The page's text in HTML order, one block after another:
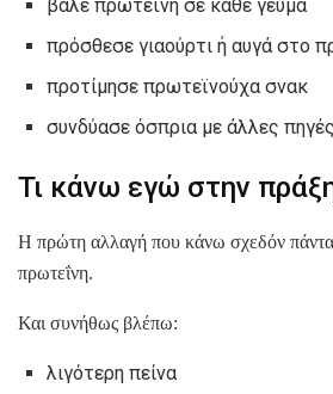
βάλε πρωτεΐνη σε κάθε γεύμα
πρόσθεσε γιαούρτι ή αυγά στο
προτίμησε πρωτεϊνούχα σνακ
συνδύασε όσπρια με άλλες πηγές
Τι κάνω εγώ στην
Η πρώτη αλλαγή που κάνω σχεδόν πάντα
πρωτεΐνη.
Και συνήθως βλέπω:
λιγότερη πείνα